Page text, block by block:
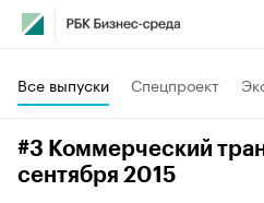
Все выпуски Спецпроект
#3 Коммерческий
сентября 2015